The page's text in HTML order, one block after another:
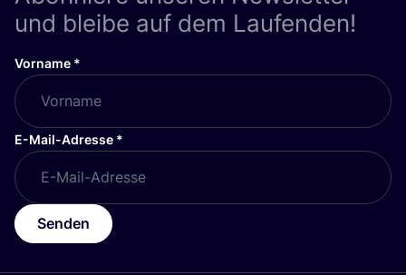
und bleibe auf dem Laufenden!
Vorname *
E-Mail-Adresse *
Senden